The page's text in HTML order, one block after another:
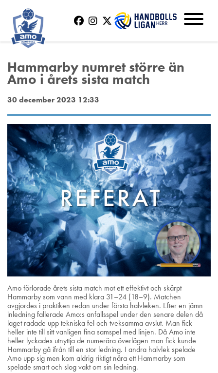
Hammarby numret större än
Amo i årets sista match
30 december 2023 12:33
Amo förlorade årets sista match mot ett effektivt och skärpt
Hammarby som vann med klara 31–24 (18–9). Matchen
avgjordes i praktiken redan under första halvleken. Efter en jämn
inledning fallerade Amo:s anfallsspel under den senare delen då
laget radade upp tekniska fel och tveksamma avslut. Man fick
heller inte till sitt vanligen fina samspel med linjen. Då Amo inte
heller lyckades utnyttja de numerära överlägen man fick kunde
Hammarby gå ifrån till en stor ledning. I andra halvlek spelade
Amo upp sig men kom aldrig riktigt nära ett Hammarby som
spelade smart och slog vakt om sin ledning.